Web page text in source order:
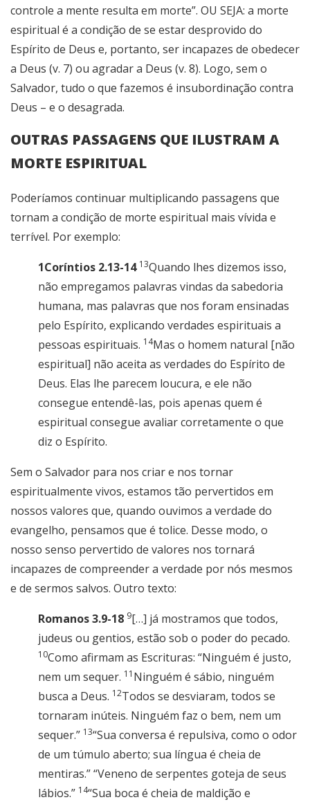
controle a mente resulta em morte”. OU SEJA: a morte
espiritual é a condição de se estar desprovido do
Espírito de Deus e, portanto, ser incapazes de obedecer
a Deus (v. 7) ou agradar a Deus (v. 8). Logo, sem o
Salvador, tudo o que fazemos é insubordinação contra
Deus – e o desagrada.
OUTRAS PASSAGENS QUE ILUSTRAM A
MORTE ESPIRITUAL
Poderíamos continuar multiplicando passagens que
tornam a condição de morte espiritual mais vívida e
terrível. Por exemplo:
1Coríntios 2.13-14 13Quando lhes dizemos isso,
não empregamos palavras vindas da sabedoria
humana, mas palavras que nos foram ensinadas
pelo Espírito, explicando verdades espirituais a
pessoas espirituais. 14Mas o homem natural [não
espiritual] não aceita as verdades do Espírito de
Deus. Elas lhe parecem loucura, e ele não
consegue entendê-las, pois apenas quem é
espiritual consegue avaliar corretamente o que
diz o Espírito.
Sem o Salvador para nos criar e nos tornar
espiritualmente vivos, estamos tão pervertidos em
nossos valores que, quando ouvimos a verdade do
evangelho, pensamos que é tolice. Desse modo, o
nosso senso pervertido de valores nos tornará
incapazes de compreender a verdade por nós mesmos
e de sermos salvos. Outro texto:
Romanos 3.9-18 9[…] já mostramos que todos,
judeus ou gentios, estão sob o poder do pecado.
10Como afirmam as Escrituras: “Ninguém é justo,
nem um sequer. 11 Ninguém é sábio, ninguém
busca a Deus. 12Todos se desviaram, todos se
tornaram inúteis. Ninguém faz o bem, nem um
sequer.” 13“Sua conversa é repulsiva, como o odor
de um túmulo aberto; sua língua é cheia de
mentiras.” “Veneno de serpentes goteja de seus
lábios.” 14“Sua boca é cheia de maldição e